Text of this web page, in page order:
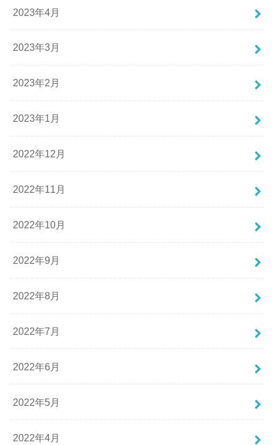
2023年4月
2023年3月
2023年2月
2023年1月
2022年12月
2022年11月
2022年10月
2022年9月
2022年8月
2022年7月
2022年6月
2022年5月
2022年4月